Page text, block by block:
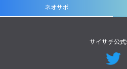
ネオサポ
サイサチ公式